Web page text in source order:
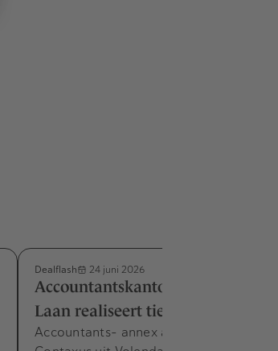
Dealflash 24 juni 2026
Accountantskantoor de Jong &
Laan realiseert tiende overname
Accountants- annex advieskantoor